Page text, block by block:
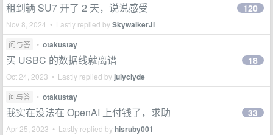
租到辆 SU7 开了 2 天，说说感受
Nov 8, 2024 • Lastly replied bySkywalkerJi
120
问与答 • otakustay
买 USBC 的数据线就离谱
Oct 24, 2023 • Lastly replied by julyclyde
18
问与答 • otakustay
我实在没法在 OpenAI 上付钱了，求助
Apr 25, 2023 • Lastly replied byhisruby001
33